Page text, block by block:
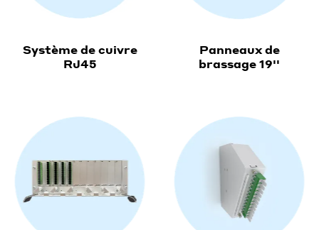
Système de cuivre
RJ45
Panneaux de
brassage 19''